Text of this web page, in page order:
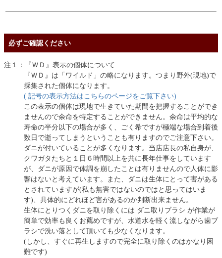
必ずご確認ください
注１：『ＷＤ』表示の個体について
『ＷＤ』は「ワイルド」の略になります。つまり野外(現地)で
採集された個体になります。
( 記号の表示方法はこちらのページをご覧下さい)
この表示の個体は現地で生きていた期間を把握することができ
ませんので余命を特定することができません。余命は平均的な
寿命の半分以下の場合が多く、ごく希ですが極端な場合到着後
数日で逝ってしまうということも有りますのでご注意下さい。
ダニが付いていることが多くなります。当店店長の私自身が、
クワガタたちと１日６時間以上を共に長年仕事をしています
が、ダニが原因で体調を崩したことは有りませんので人体に影
響はないと考えています。また、ダニは生体にとって害がある
とされていますが(私も無害ではないのではと思ってはいま
す)、具体的にどれほど害があるのか判断出来ません。
生体にとりつくダニを取り除くには ダニ取りブラシ が作業が
簡単で効率も良くお薦めですが、水道水を軽く流しながら歯ブ
ラシで洗い落として頂いても少なくなります。
(しかし、すぐに再生しますので完全に取り除くのはかなり困
難です)